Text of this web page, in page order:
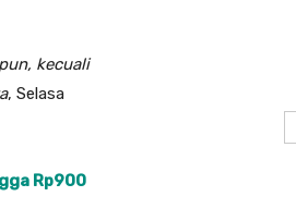
kecuali
, Selasa
Rp900